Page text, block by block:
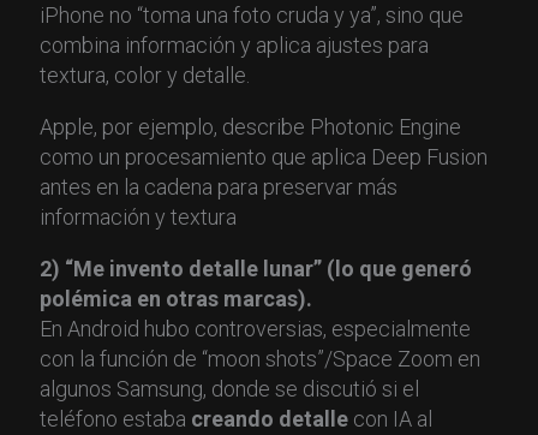
iPhone no “toma una foto cruda y ya”, sino que
combina información y aplica ajustes para
textura, color y detalle.
Apple, por ejemplo, describe Photonic Engine
como un procesamiento que aplica Deep Fusion
antes en la cadena para preservar más
información y textura
2) “Me invento detalle lunar” (lo que generó
polémica en otras marcas).
En Android hubo controversias, especialmente
con la función de “moon shots”/Space Zoom en
algunos Samsung, donde se discutió si el
teléfono estaba creando detallecon IA al